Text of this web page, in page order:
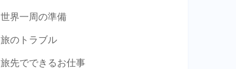
世界一周の準備
旅のトラブル
旅先でできるお仕事